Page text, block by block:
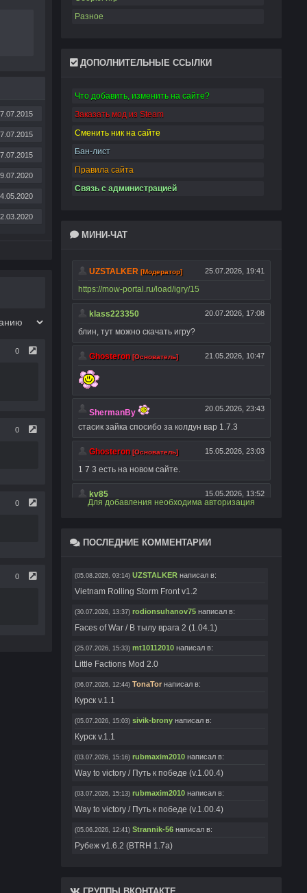
Разное
ДОПОЛНИТЕЛЬНЫЕ ССЫЛКИ
Что добавить, изменить на сайте?
Заказать мод из Steam
Сменить ник на сайте
Бан-лист
Правила сайта
Связь с администрацией
МИНИ-ЧАТ
Для добавления необходима авторизация
ПОСЛЕДНИЕ КОММЕНТАРИИ
(05.08.2026, 03:14) UZSTALKER написал в:
Vietnam Rolling Storm Front v1.2
(30.07.2026, 13:37) rodionsuhanov75 написал в:
Faces of War / В тылу врага 2 (1.04.1)
(25.07.2026, 15:33) mt10112010 написал в:
Little Factions Mod 2.0
(06.07.2026, 12:44) TonaTor написал в:
Курск v.1.1
(05.07.2026, 15:03) sivik-brony написал в:
Курск v.1.1
(03.07.2026, 15:16) rubmaxim2010 написал в:
Way to victory / Путь к победе (v.1.00.4)
(03.07.2026, 15:13) rubmaxim2010 написал в:
Way to victory / Путь к победе (v.1.00.4)
(05.06.2026, 12:41) Strannik-56 написал в:
Рубеж v1.6.2 (BTRH 1.7a)
0
0
0
0